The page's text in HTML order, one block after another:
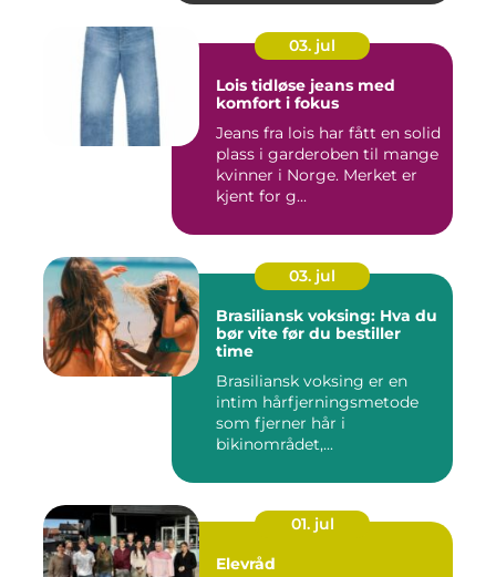
03. jul
Lois tidløse jeans med
komfort i fokus
Jeans fra lois har fått en solid
plass i garderoben til mange
kvinner i Norge. Merket er
kjent for g...
03. jul
Brasiliansk voksing: Hva du
bør vite før du bestiller
time
Brasiliansk voksing er en
intim hårfjerningsmetode
som fjerner hår i
bikinområdet,...
01. jul
Elevråd